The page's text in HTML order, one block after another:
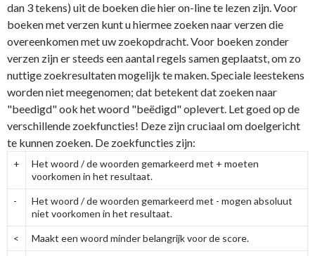
dan 3 tekens) uit de boeken die hier on-line te lezen zijn. Voor
boeken met verzen kunt u hiermee zoeken naar verzen die
overeenkomen met uw zoekopdracht. Voor boeken zonder
verzen zijn er steeds een aantal regels samen geplaatst, om zo
nuttige zoekresultaten mogelijk te maken. Speciale leestekens
worden niet meegenomen; dat betekent dat zoeken naar
"beedigd" ook het woord "beëdigd" oplevert. Let goed op de
verschillende zoekfuncties! Deze zijn cruciaal om doelgericht
te kunnen zoeken. De zoekfuncties zijn:
+
Het woord / de woorden gemarkeerd met + moeten
voorkomen in het resultaat.
-
Het woord / de woorden gemarkeerd met - mogen absoluut
niet voorkomen in het resultaat.
< Maakt een woord minder belangrijk voor de score.